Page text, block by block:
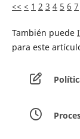
<< < 1 2 3 4 5 6 7
También puede
para este